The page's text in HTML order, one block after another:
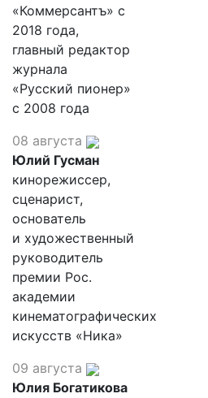
«Коммерсантъ» с
2018 года,
главный редактор
журнала
«Русский пионер»
с 2008 года
08 августа
Юлий Гусман
кинорежиссер,
сценарист,
основатель
и художественный
руководитель
премии Рос.
академии
кинематографических
искусств «Ника»
09 августа
Юлия Богатикова